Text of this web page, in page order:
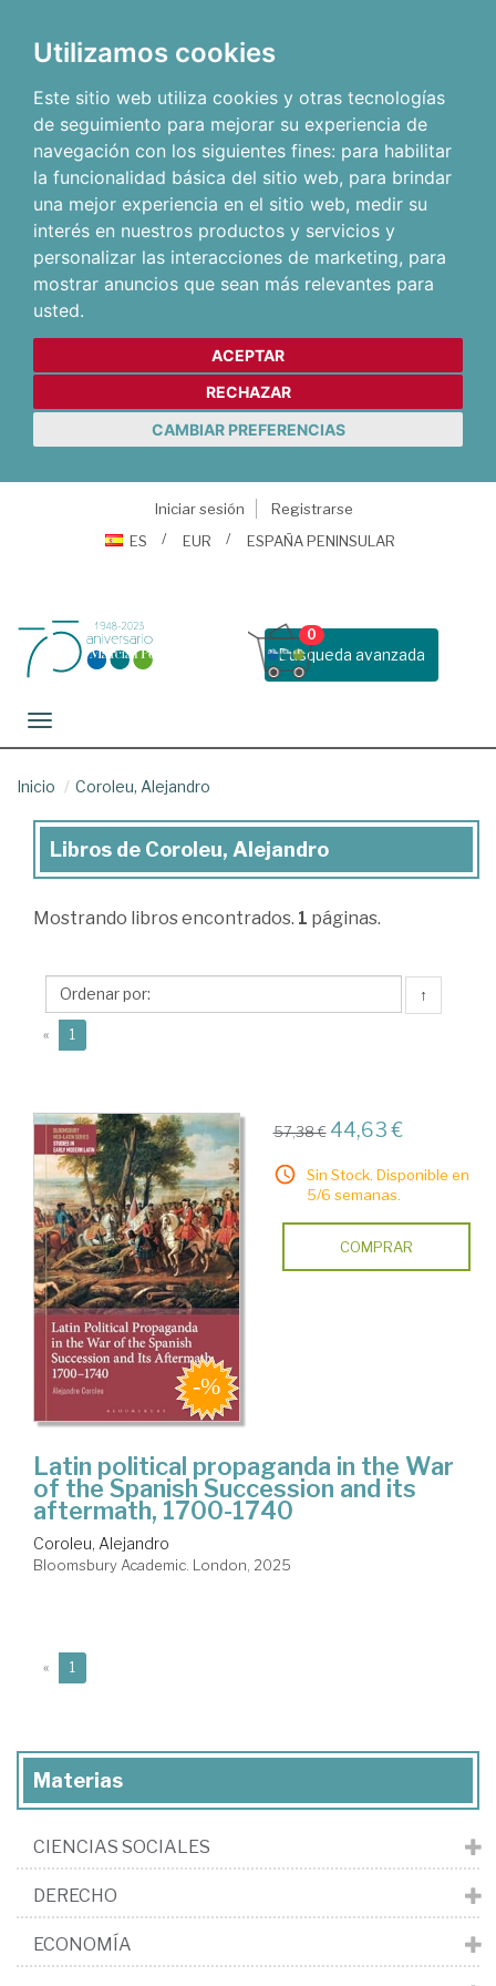
Utilizamos cookies
Este sitio web utiliza cookies y otras tecnologías
de seguimiento para mejorar su experiencia de
navegación con los siguientes fines: para habilitar
la funcionalidad básica del sitio web, para brindar
una mejor experiencia en el sitio web, medir su
interés en nuestros productos y servicios y
personalizar las interacciones de marketing, para
mostrar anuncios que sean más relevantes para
usted.
ACEPTAR
RECHAZAR
CAMBIAR PREFERENCIAS
Iniciar sesión
Registrarse
ES
EUR ESPAÑA PENINSULAR
Busqueda avanzada
0
Toggle navigation
Inicio Coroleu, Alejandro
Libros
Coroleu,
Libros de Coroleu, Alejandro
Mostrando libros encontrados. 1 páginas.
↑
« 1
57,38 € 44,63 €
Sin Stock. Disponible en
5/6 semanas.
COMPRAR
Latin political propaganda in the War
of the Spanish Succession and its
aftermath, 1700-1740
Coroleu, Alejandro
Bloomsbury Academic. London, 2025
« 1
Materias
CIENCIAS SOCIALES
DERECHO
ECONOMÍA